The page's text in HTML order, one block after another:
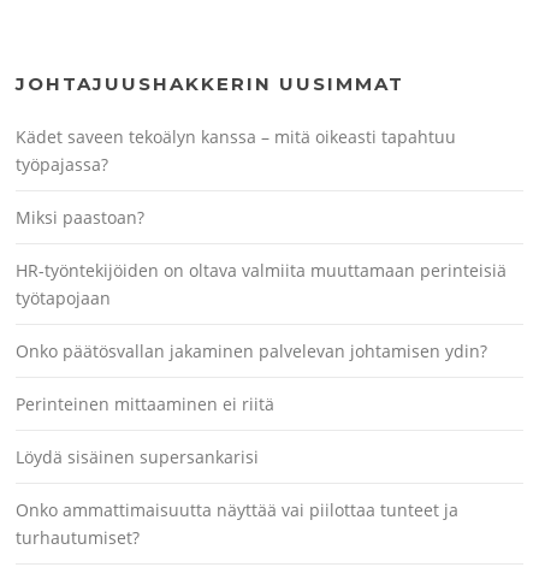
JOHTAJUUSHAKKERIN UUSIMMAT
Kädet saveen tekoälyn kanssa – mitä oikeasti tapahtuu
työpajassa?
Miksi paastoan?
HR-työntekijöiden on oltava valmiita muuttamaan perinteisiä
työtapojaan
Onko päätösvallan jakaminen palvelevan johtamisen ydin?
Perinteinen mittaaminen ei riitä
Löydä sisäinen supersankarisi
Onko ammattimaisuutta näyttää vai piilottaa tunteet ja
turhautumiset?